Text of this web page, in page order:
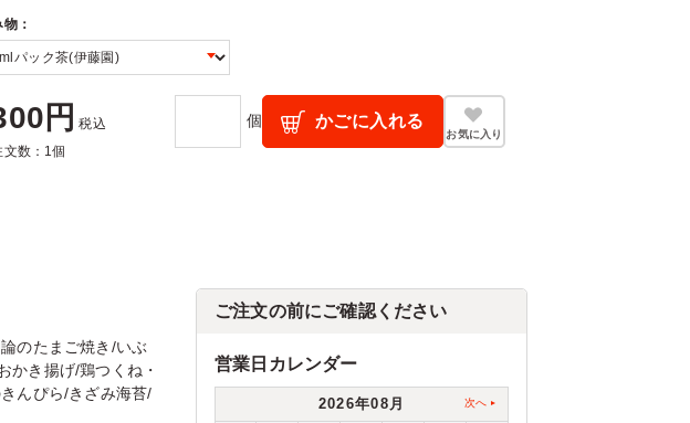
：
円 税込
文数：1個
個 かごに入れる
お気に入り
のたまご焼き/いぶ
かき揚げ/鶏つくね・
んぴら/きざみ海苔/
ご注文の前にご確認ください
営業日カレンダー
2026年08月 次へ